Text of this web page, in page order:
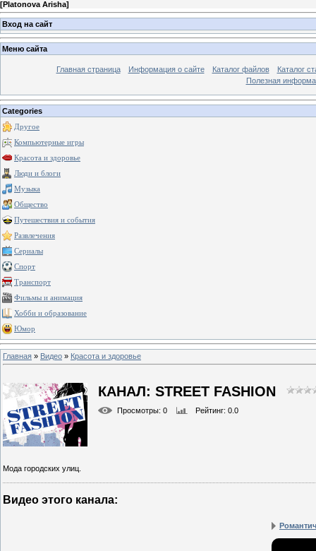
[Platonova Arisha]
Вход на сайт
Меню сайта
Главная страница Информация о сайте Каталог файлов
Каталог
Полезная
Categories
Другое
Компьютерные игры
Красота и здоровье
Люди и блоги
Музыка
Общество
Путешествия и события
Развлечения
Сериалы
Спорт
Транспорт
Фильмы и анимация
Хобби и образование
Юмор
Главная » Видео » Красота и здоровье
КАНАЛ: STREET FASHION
Просмотры: 0 Рейтинг: 0.0
Мода городских улиц.
Видео этого канала: